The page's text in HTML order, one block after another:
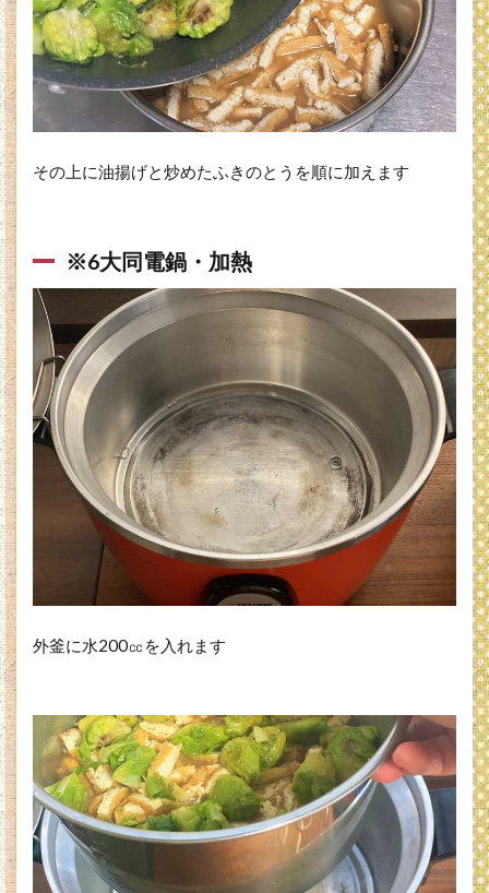
その上に油揚げと炒めたふきのとうを順に加えます
※6大同電鍋・加熱
外釜に水200㏄を入れます